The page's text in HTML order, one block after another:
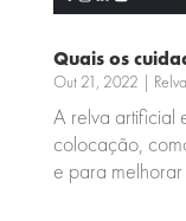
Quais os
Out 21, 2022 |
A relva artificial
colocação,
e para